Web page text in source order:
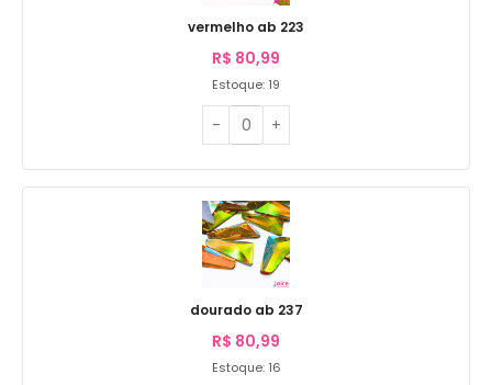
vermelho ab 223
R$ 80,99
Estoque: 19
dourado ab 237
R$ 80,99
Estoque: 16